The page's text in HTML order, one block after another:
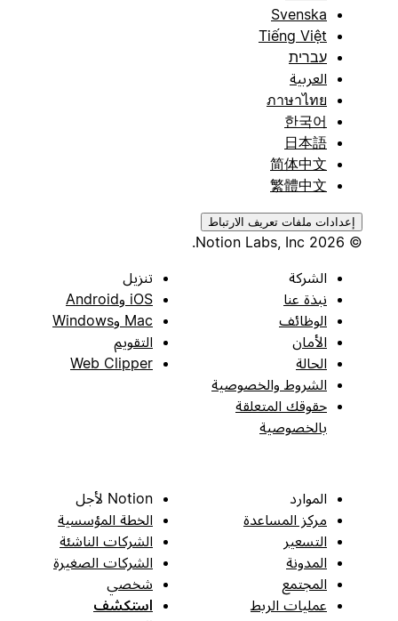
Svenska
Tiếng Việt
עברית
العربية
ภาษาไทย
한국어
日本語
简体中文
繁體中文
إعدادات ملفات تعريف الارتباط
الشركة
نبذة عنا
الوظائف
الأمان
الحالة
الشروط والخصوصية
حقوقك المتعلقة
بالخصوصية
تنزيل
iOS وAndroid
Mac وWindows
التقويم
Web Clipper
الموارد
مركز المساعدة
التسعير
المدونة
المجتمع
عمليات الربط
Notion لأجل
الخطة المؤسسية
الشركات الناشئة
الشركات الصغيرة
شخصي
استكشف